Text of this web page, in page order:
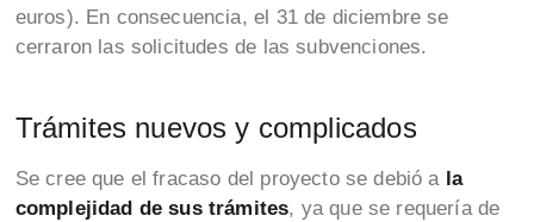
euros). En consecuencia, el 31 de diciembre se
cerraron las solicitudes de las subvenciones.
Trámites nuevos y complicados
Se cree que el fracaso del proyecto se debió a la
complejidad de sus trámites, ya que se requería de